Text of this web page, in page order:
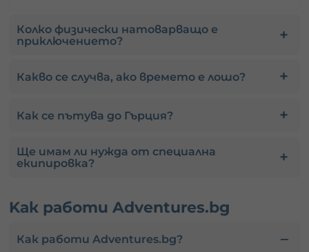
Колко физически натоварващо е
приключението?
Какво се случва, ако времето е лошо?
Как се пътува до Гърция?
Ще имам ли нужда от специална
екипировка?
Kак работи Adventures.bg
Как работи Adventures.bg?